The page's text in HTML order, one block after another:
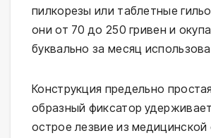
пилкорезы или таблетные
они от 70 до 250 гривен и
буквально за месяц
Конструкция предельно
образный фиксатор
острое лезвие из медицинской